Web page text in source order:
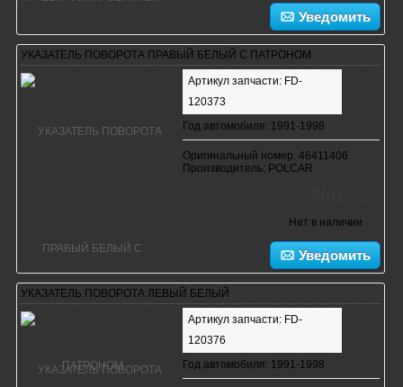
Уведомить
УКАЗАТЕЛЬ ПОВОРОТА ПРАВЫЙ БЕЛЫЙ С ПАТРОНОМ
Артикул запчасти: FD-
120373
Год автомобиля: 1991-1998
Оригинальный номер: 46411406
Производитель: POLCAR
Нет в наличии
Уведомить
УКАЗАТЕЛЬ ПОВОРОТА ЛЕВЫЙ БЕЛЫЙ
Артикул запчасти: FD-
120376
Год автомобиля: 1991-1998